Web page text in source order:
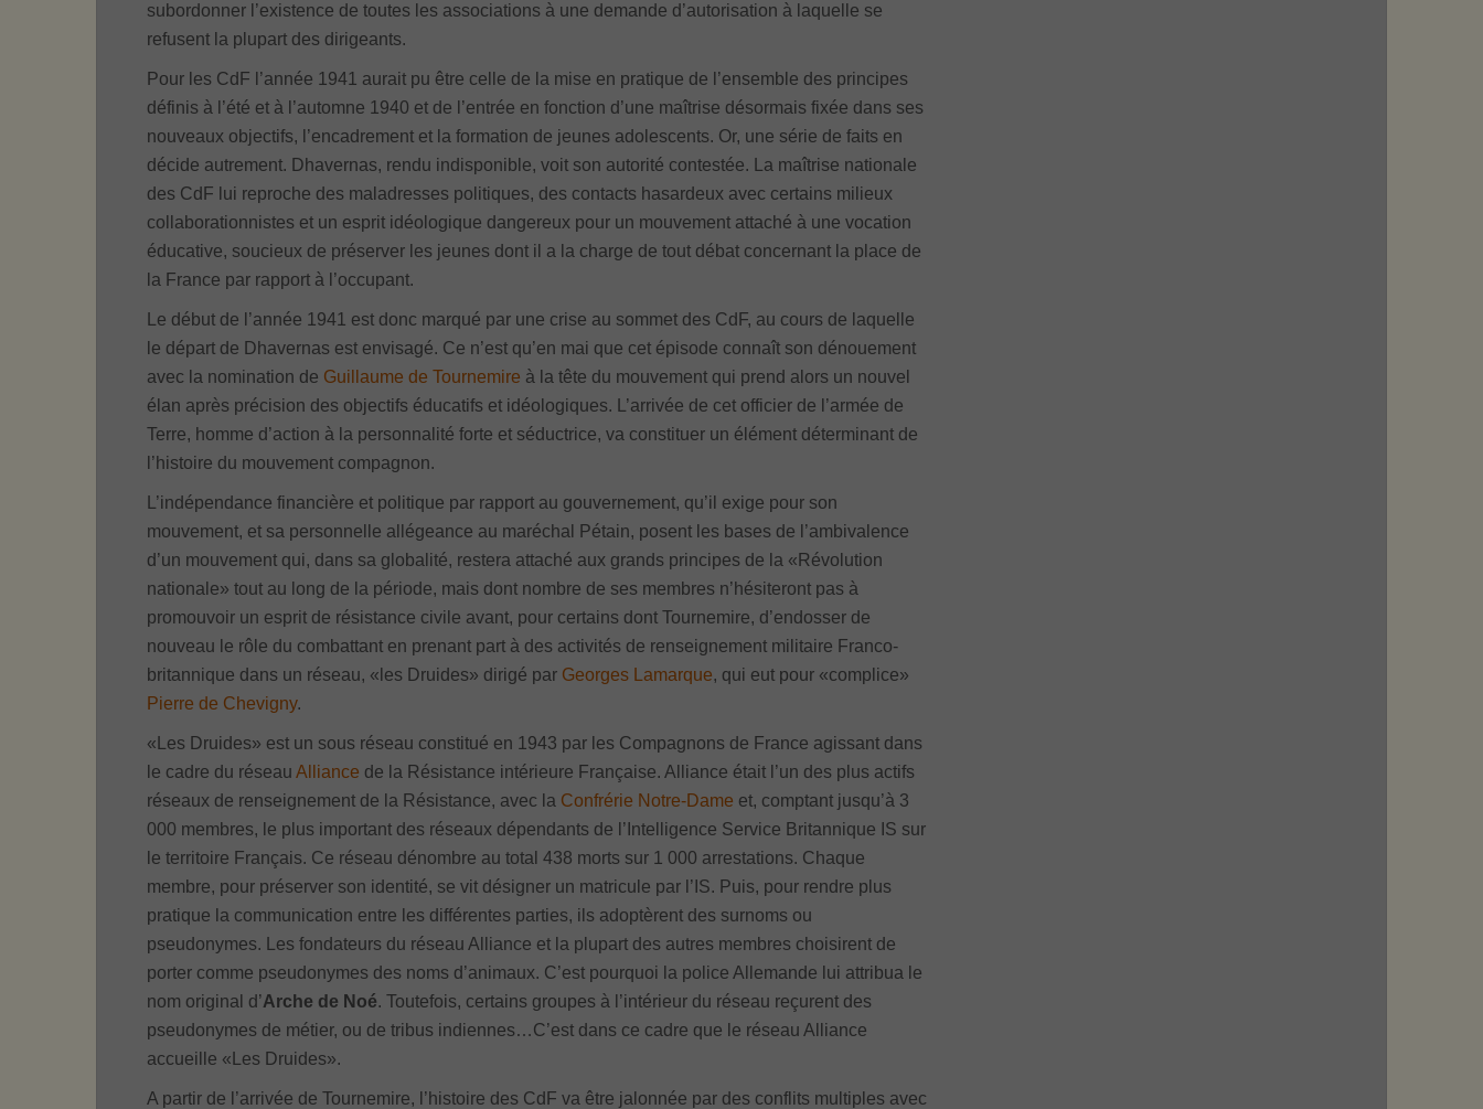
subordonner l’existence de toutes les associations à une demande d’autorisation à laquelle se
refusent la plupart des dirigeants.
Pour les CdF l’année 1941 aurait pu être celle de la mise en pratique de l’ensemble des principes
définis à l’été et à l’automne 1940 et de l’entrée en fonction d’une maîtrise désormais fixée dans ses
nouveaux objectifs, l’encadrement et la formation de jeunes adolescents. Or, une série de faits en
décide autrement. Dhavernas, rendu indisponible, voit son autorité contestée. La maîtrise nationale
des CdF lui reproche des maladresses politiques, des contacts hasardeux avec certains milieux
collaborationnistes et un esprit idéologique dangereux pour un mouvement attaché à une vocation
éducative, soucieux de préserver les jeunes dont il a la charge de tout débat concernant la place de
la France par rapport à l’occupant.
Le début de l’année 1941 est donc marqué par une crise au sommet des CdF, au cours de laquelle
le départ de Dhavernas est envisagé. Ce n’est qu’en mai que cet épisode connaît son dénouement
avec la nomination de Guillaume de Tournemire à la tête du mouvement qui prend alors un nouvel
élan après précision des objectifs éducatifs et idéologiques. L’arrivée de cet officier de l’armée de
Terre, homme d’action à la personnalité forte et séductrice, va constituer un élément déterminant de
l’histoire du mouvement compagnon.
L’indépendance financière et politique par rapport au gouvernement, qu’il exige pour son
mouvement, et sa personnelle allégeance au maréchal Pétain, posent les bases de l’ambivalence
d’un mouvement qui, dans sa globalité, restera attaché aux grands principes de la «Révolution
nationale» tout au long de la période, mais dont nombre de ses membres n’hésiteront pas à
promouvoir un esprit de résistance civile avant, pour certains dont Tournemire, d’endosser de
nouveau le rôle du combattant en prenant part à des activités de renseignement militaire Franco-
britannique dans un réseau, «les Druides» dirigé par Georges Lamarque, qui eut pour «complice»
Pierre de Chevigny.
«Les Druides» est un sous réseau constitué en 1943 par les Compagnons de France agissant dans
le cadre du réseau Alliance de la Résistance intérieure Française. Alliance était l’un des plus actifs
réseaux de renseignement de la Résistance, avec la Confrérie Notre-Dame et, comptant jusqu’à 3
000 membres, le plus important des réseaux dépendants de l’Intelligence Service Britannique IS sur
le territoire Français. Ce réseau dénombre au total 438 morts sur 1 000 arrestations. Chaque
membre, pour préserver son identité, se vit désigner un matricule par l’IS. Puis, pour rendre plus
pratique la communication entre les différentes parties, ils adoptèrent des surnoms ou
pseudonymes. Les fondateurs du réseau Alliance et la plupart des autres membres choisirent de
porter comme pseudonymes des noms d’animaux. C’est pourquoi la police Allemande lui attribua le
nom original d’Arche de Noé. Toutefois, certains groupes à l’intérieur du réseau reçurent des
pseudonymes de métier, ou de tribus indiennes…C’est dans ce cadre que le réseau Alliance
accueille «Les Druides».
A partir de l’arrivée de Tournemire, l’histoire des CdF va être jalonnée par des conflits multiples avec